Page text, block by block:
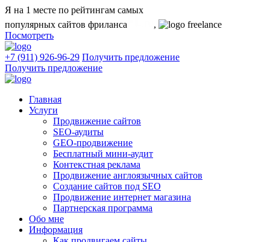
Я на 1 месте по рейтингам самых
популярных сайтов фриланса
,
Посмотреть
+7 (911) 926-96-29 Получить предложение
Получить предложение
Главная
Услуги
Продвижение сайтов
SEO-аудиты
GEO-продвижение
Бесплатный мини-аудит
Контекстная реклама
Продвижение англоязычных сайтов
Создание сайтов под SEO
Продвижение интернет магазина
Партнерская программа
Обо мне
Информация